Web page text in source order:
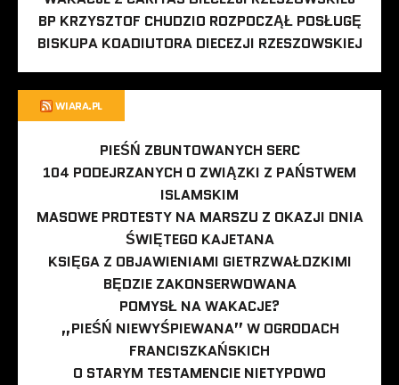
BP KRZYSZTOF CHUDZIO ROZPOCZĄŁ POSŁUGĘ
BISKUPA KOADIUTORA DIECEZJI RZESZOWSKIEJ
WIARA.PL
PIEŚŃ ZBUNTOWANYCH SERC
104 PODEJRZANYCH O ZWIĄZKI Z PAŃSTWEM
ISLAMSKIM
MASOWE PROTESTY NA MARSZU Z OKAZJI DNIA
ŚWIĘTEGO KAJETANA
KSIĘGA Z OBJAWIENIAMI GIETRZWAŁDZKIMI
BĘDZIE ZAKONSERWOWANA
POMYSŁ NA WAKACJE?
„PIEŚŃ NIEWYŚPIEWANA” W OGRODACH
FRANCISZKAŃSKICH
O STARYM TESTAMENCIE NIETYPOWO